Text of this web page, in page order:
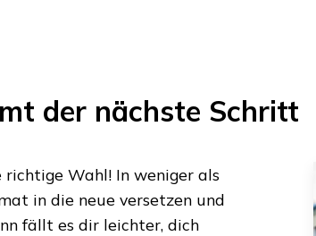
der nächste Schritt
richtige Wahl! In weniger als
in die neue versetzen und
fällt es dir leichter, dich